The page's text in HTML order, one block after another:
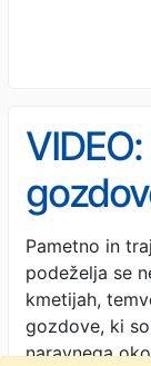
evrov,
Pametno in
podeželja se
kmetijah,
gozdove, ki
naravnega